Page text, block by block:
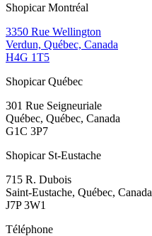
Shopicar Montréal
3350 Rue Wellington
Verdun, Québec, Canada
H4G 1T5
Shopicar Québec
301 Rue Seigneuriale
Québec, Québec, Canada
G1C 3P7
Shopicar St-Eustache
715 R. Dubois
Saint-Eustache, Québec, Canada
J7P 3W1
Téléphone